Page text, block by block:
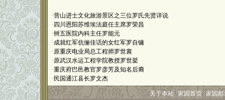
·营山进士文化旅游景区之三位罗氏先贤详说
· 四川恩阳苏维埃法庭任主席罗荣昌
·卌五医院内科主任罗能元
·成就红军伉俪佳话的女红军罗自镛
·原重庆电业局总工程师罗世襄
·原武汉水运工程学院教授罗世棻
·重庆府巴邑教官罗彦芳及知名后裔
· 民国通江县长罗文杰
关于本站 家园首页 家园